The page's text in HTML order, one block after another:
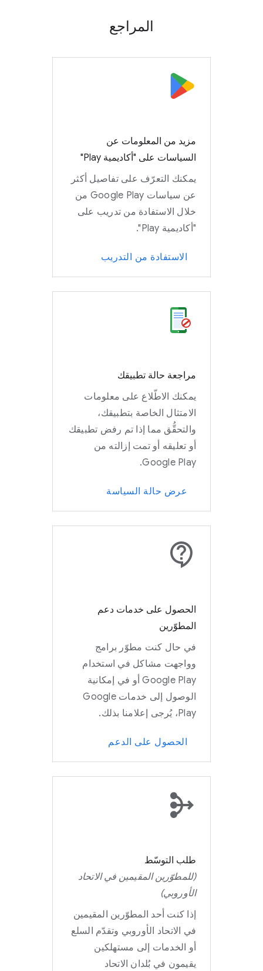
المراجع
مزيد من المعلومات عن
السياسات على "أكاديمية Play"
يمكنك التعرّف على تفاصيل أكثر
عن سياسات Google Play من
خلال الاستفادة من تدريب على
"أكاديمية Play".
الاستفادة من التدريب
مراجعة حالة تطبيقك
يمكنك الاطّلاع على معلومات
الامتثال الخاصة بتطبيقك،
والتحقُّق مما إذا تم رفض تطبيقك
أو تعليقه أو تمت إزالته من
Google Play.
عرض حالة السياسة
الحصول على خدمات دعم
المطوّرين
في حال كنت مطوّر برامج
وواجهت مشاكل في استخدام
Google Play أو في إمكانية
الوصول إلى خدمات Google
Play، يُرجى إعلامنا بذلك.
الحصول على الدعم
طلب التوسّط
(للمطوّرين المقيمين في الاتحاد
الأوروبي)
إذا كنت أحد المطوّرين المقيمين
في الاتحاد الأوروبي وتقدّم السلع
أو الخدمات إلى مستهلكين
يقيمون في بُلدان الاتحاد